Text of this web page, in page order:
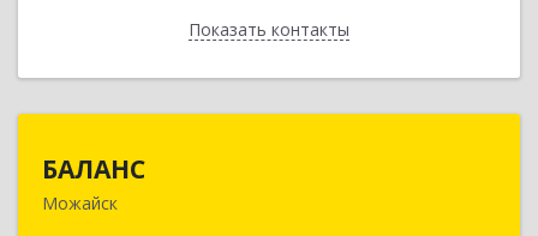
Показать контакты
Назад
БАЛАНС
Можайск143200, Московская обл, Можайский р-н,